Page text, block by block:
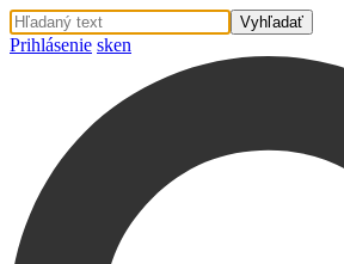
Prihlásenie sken